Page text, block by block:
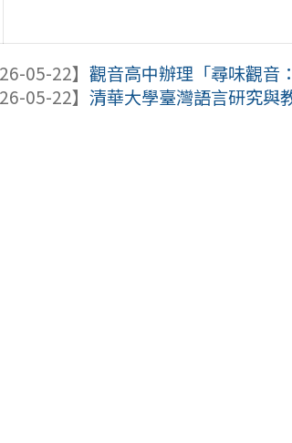
05-22】觀音高中辦理「尋味觀音
05-22】清華大學臺灣語言研究與